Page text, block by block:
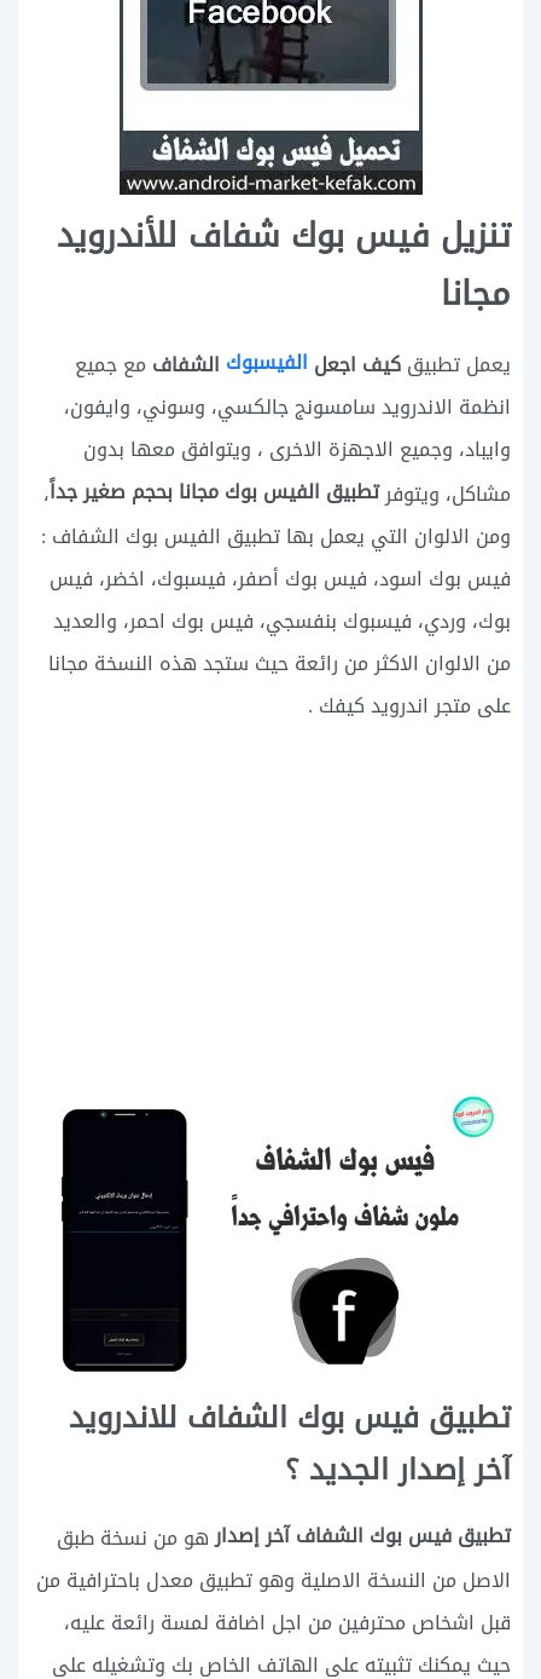
تنزيل فيس بوك شفاف للأندرويد
مجانا
يعمل تطبيقكيف اجعل الفيسبوك الشفاف مع جميع
انظمة الاندرويد سامسونج جالكسي، وسوني، وايفون،
وايباد، وجميع الاجهزة الاخرى ، ويتوافق معها بدون
مشاكل، ويتوفرتطبيق الفيس بوك مجانا بحجم صغير جداً،
ومن الالوان التي يعمل بها تطبيق الفيس بوك الشفاف :
فيس بوك اسود، فيس بوك أصفر، فيسبوك، اخضر، فيس
بوك، وردي، فيسبوك بنفسجي، فيس بوك احمر، والعديد
من الالوان الاكثر من رائعة حيث ستجد هذه النسخة مجانا
على متجر اندرويد كيفك .
تطبيق فيس بوك الشفاف للاندرويد
آخر إصدار الجديد ؟
تطبيق فيس بوك الشفاف آخر إصدارهو من نسخة طبق
الاصل من النسخة الاصلية وهو تطبيق معدل باحترافية من
قبل اشخاص محترفين من اجل اضافة لمسة رائعة عليه،
حيث يمكنك تثبيته على الهاتف الخاص بك وتشغيله على